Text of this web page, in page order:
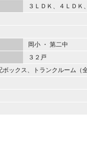
３ＬＤＫ、４ＬＤＫ
岡小 ・ 第二中
３２戸
ックス、トランクルーム（全